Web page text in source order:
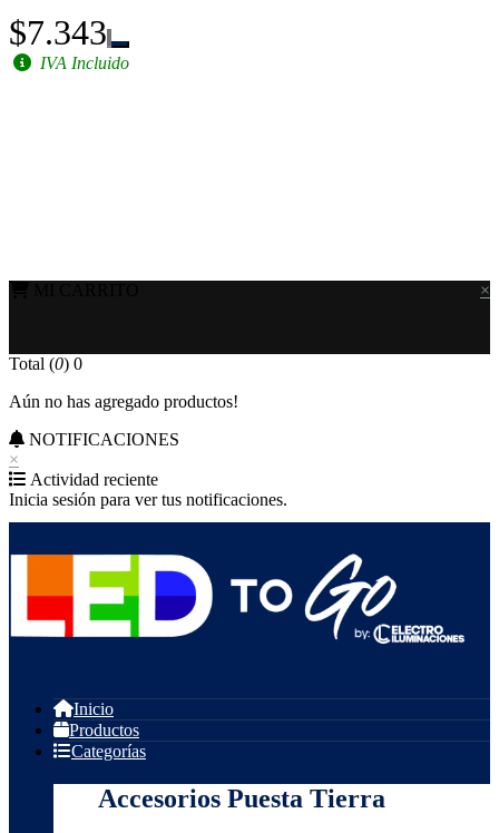
$7.343
IVA Incluido
×
Total (0) 0
Aún no has agregado productos!
NOTIFICACIONES
×
Actividad reciente
Inicia sesión para ver tus notificaciones.
Inicio
Productos
Categorías
Accesorios Puesta Tierra